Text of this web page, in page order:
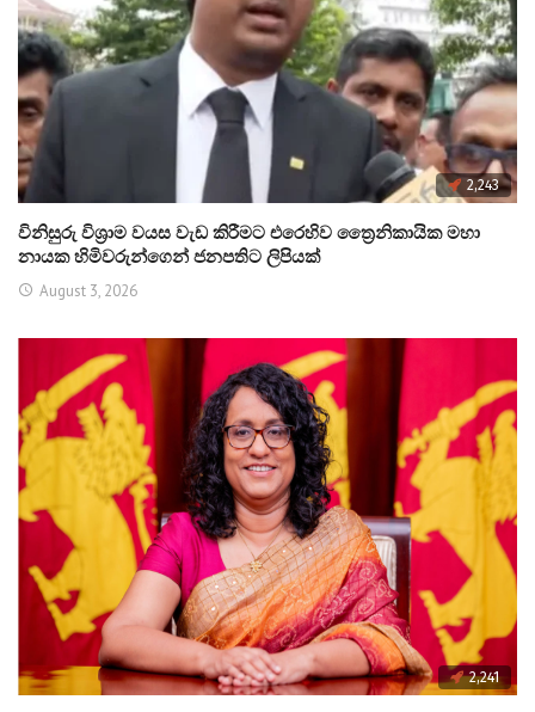
2,243
විනිසුරු විශ්‍රාම වයස වැඩ කිරීමට එරෙහිව ත්‍රෛනිකායික මහා
නායක හිමිවරුන්ගෙන් ජනපතිට ලිපියක්
August 3, 2026
2,241